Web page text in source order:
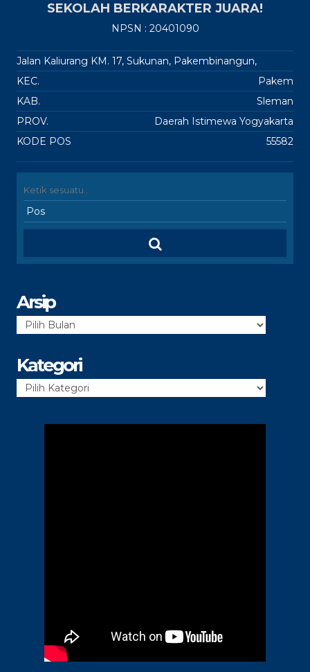
SEKOLAH BERKARAKTER JUARA!
NPSN : 20401090
Jalan Kaliurang KM. 17, Sukunan, Pakembinangun,
KEC.
Pakem
KAB.
Sleman
PROV.
Daerah Istimewa Yogyakarta
KODE POS
55582
Arsip
Arsip
Kategori
Kategori